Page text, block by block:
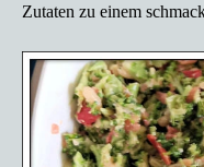
Zutaten zu einem